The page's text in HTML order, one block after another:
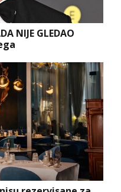
NIJE GLEDAO